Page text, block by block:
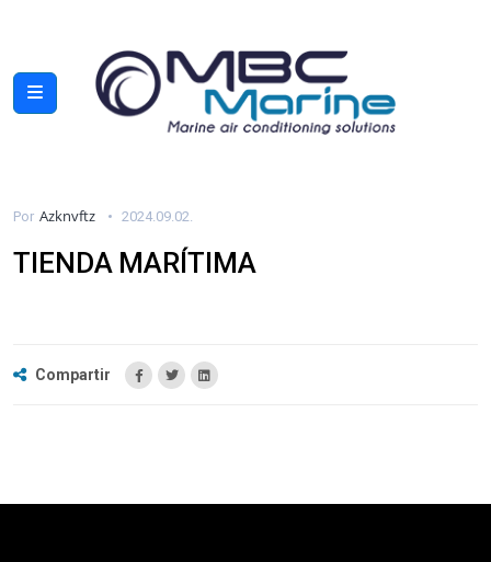
Por Azknvftz 2024.09.02.
TIENDA MARÍTIMA
Compartir